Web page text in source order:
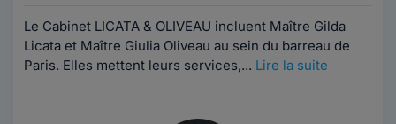
Le Cabinet LICATA & OLIVEAU incluent Maître Gilda
Licata et Maître Giulia Oliveau au sein du barreau de
Paris. Elles mettent leurs services,... Lire la suite